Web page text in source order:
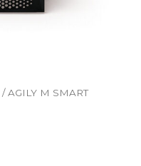
/ AGILY M SMART